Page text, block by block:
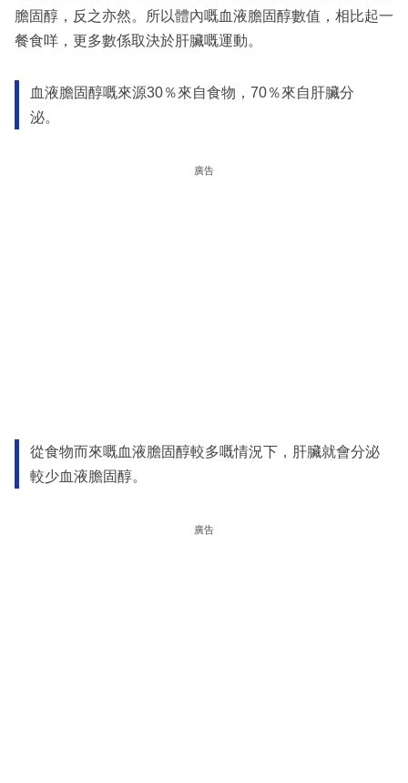
膽固醇，反之亦然。所以體內嘅血液膽固醇數值，相比起一
餐食咩，更多數係取決於肝臟嘅運動。
血液膽固醇嘅來源30％來自食物，70％來自肝臟分
泌。
廣告
從食物而來嘅血液膽固醇較多嘅情況下，肝臟就會分泌
較少血液膽固醇。
廣告